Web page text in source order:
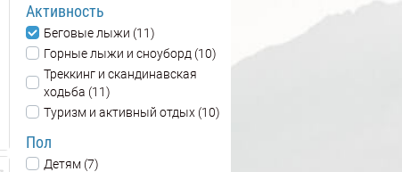
Активность
Беговые лыжи (11)
Горные лыжи и сноуборд (10)
Треккинг и скандинавская
ходьба (11)
Туризм и активный отдых (10)
Пол
Детям (7)